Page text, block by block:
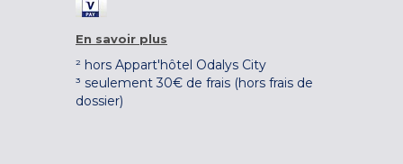
En savoir plus
² hors Appart'hôtel Odalys City
³ seulement 30€ de frais (hors frais de
dossier)